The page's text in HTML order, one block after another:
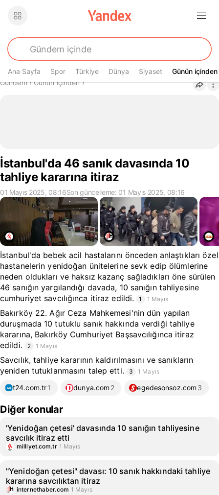
Ana Sayfa Spor Türkiye Dünya Siyaset Günün içinden
Günün içinden
Buradasın
Gündem› Günün içinden›
İstanbul'da 46 sanık davasında 10
tahliye kararına itiraz
01 Mayıs 2025, 08:16Son güncelleme: 01 Mayıs 2025, 08:16
İstanbul'da bebek acil hastalarını önceden anlaştıkları özel
hastanelerin yenidoğan ünitelerine sevk edip ölümlerine
neden oldukları ve haksız kazanç sağladıkları öne sürülen
46 sanığın yargılandığı davada, 10 sanığın tahliyesine
cumhuriyet savcılığınca itiraz edildi.
1 1 Mayıs
Bakırköy 22. Ağır Ceza Mahkemesi'nin dün yapılan
duruşmada 10 tutuklu sanık hakkında verdiği tahliye
kararına, Bakırköy Cumhuriyet Başsavcılığınca itiraz
edildi.
2 1 Mayıs
Savcılık, tahliye kararının kaldırılmasını ve sanıkların
yeniden tutuklanmasını talep etti.
3 1 Mayıs
t24.com.tr1 dunya.com 2 egedesonsoz.com 3
Diğer konular
'Yenidoğan çetesi' davasında 10 sanığın tahliyesine
savcılık itiraz etti
milliyet.com.tr 1 Mayıs
"Yenidoğan çetesi" davası: 10 sanık hakkındaki tahliye
kararına savcılıktan itiraz
internethaber.com 1 Mayıs